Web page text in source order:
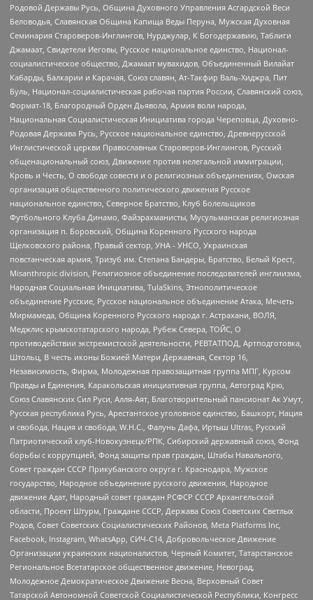
Родовой Державы Русь, Община Духовного Управления Асгардской Веси
Беловодья, Славянская Община Капища Веды Перуна, Мужская Духовная
Семинария Староверов-Инглингов, Нурджулар, К Богодержавию, Таблиги
Джамаат, Свидетели Иеговы, Русское национальное единство, Национал-
социалистическое общество, Джамаат мувахидов, Объединенный Вилайат
Кабарды, Балкарии и Карачая, Союз славян, Ат-Такфир Валь-Хиджра, Пит
Буль, Национал-социалистическая рабочая партия России, Славянский союз,
Формат-18, Благородный Орден Дьявола, Армия воли народа,
Национальная Социалистическая Инициатива города Череповца, Духовно-
Родовая Держава Русь, Русское национальное единство, Древнерусской
Инглистической церкви Православных Староверов-Инглингов, Русский
общенациональный союз, Движение против нелегальной иммиграции,
Кровь и Честь, О свободе совести и о религиозных объединениях, Омская
организация общественного политического движения Русское
национальное единство, Северное Братство, Клуб Болельщиков
Футбольного Клуба Динамо, Файзрахманисты, Мусульманская религиозная
организация п. Боровский, Община Коренного Русского народа
Щелковского района, Правый сектор, УНА - УНСО, Украинская
повстанческая армия, Тризуб им. Степана Бандеры, Братство, Белый Крест,
Misanthropic division, Религиозное объединение последователей инглиизма,
Народная Социальная Инициатива, TulaSkins, Этнополитическое
объединение Русские, Русское национальное объединение Атака, Мечеть
Мирмамеда, Община Коренного Русского народа г. Астрахани, ВОЛЯ,
Меджлис крымскотатарского народа, Рубеж Севера, ТОЙС, О
противодействии экстремистской деятельности, РЕВТАТПОД, Артподготовка,
Штольц, В честь иконы Божией Матери Державная, Сектор 16,
Независимость, Фирма, Молодежная правозащитная группа МПГ, Курсом
Правды и Единения, Каракольская инициативная группа, Автоград Крю,
Союз Славянских Сил Руси, Алля-Аят, Благотворительный пансионат Ак Умут,
Русская республика Русь, Арестантское уголовное единство, Башкорт, Нация
и свобода, Нация и свобода, W.H.С., Фалунь Дафа, Иртыш Ultras, Русский
Патриотический клуб-Новокузнецк/РПК, Сибирский державный союз, Фонд
борьбы с коррупцией, Фонд защиты прав граждан, Штабы Навального,
Совет граждан СССР Прикубанского округа г. Краснодара, Мужское
государство, Народное объединение русского движения, Народное
движение Адат, Народный совет граждан РСФСР СССР Архангельской
области, Проект Штурм, Граждане СССР, Держава Союз Советских Светлых
Родов, Совет Советских Социалистических Районов, Meta Platforms Inc,
Facebook, Instagram, WhatsApp, СИЧ-С14, Добровольческое Движение
Организации украинских националистов, Черный Комитет, Татарстанское
Региональное Всетатарское общественное движение, Невоград,
Молодежное Демократическое Движение Весна, Верховный Совет
Татарской Автономной Советской Социалистической Республики, Конгресс